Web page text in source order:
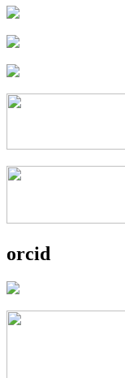
orcid